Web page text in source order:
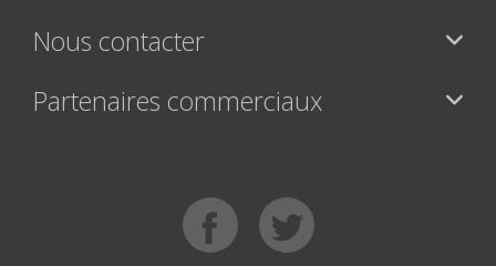
Nous contacter
Partenaires commerciaux